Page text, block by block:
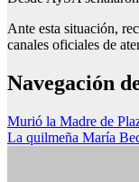
Ante esta situación,
canales oficiales de
Navegación
Murió la Madre de
La quilmeña María